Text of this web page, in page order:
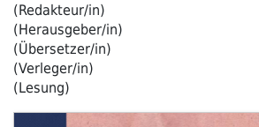
(Redakteur/in)
(Herausgeber/in)
(Übersetzer/in)
(Verleger/in)
(Lesung)